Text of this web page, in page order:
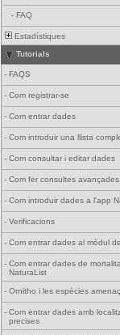
- FAQ
Estadístiques
Tutorials
- FAQS
- Com registrar-se
- Com entrar dades
- Com introduir una llista
- Com consultar i editar dades
- Com fer consultes avançades
- Com introduir dades a l'app
- Verificacions
- Com entrar dades al mòdul
- Com entrar dades de
NaturaList
- Ornitho i les espècies
- Com entrar dades amb
precises